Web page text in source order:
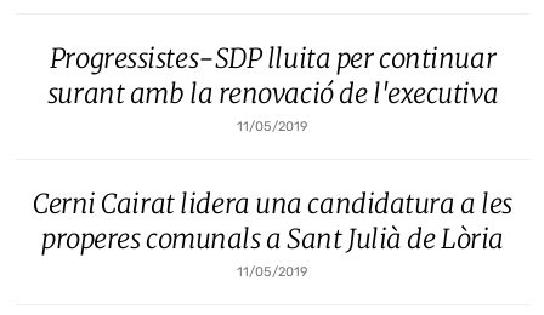
Progressistes-SDP lluita per continuar
surant amb la renovació de l'executiva
11/05/2019
Cerni Cairat lidera una candidatura a les
properes comunals a Sant Julià de Lòria
11/05/2019